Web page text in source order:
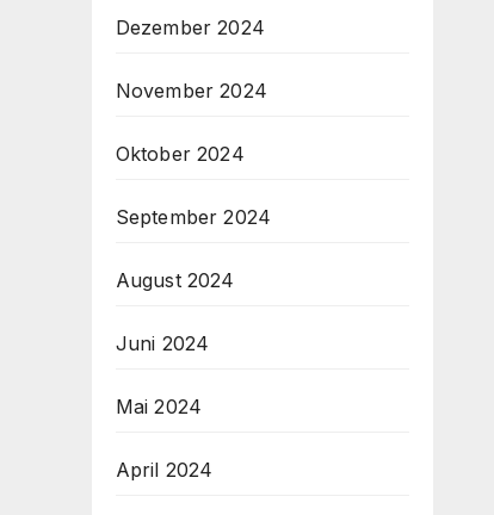
Dezember 2024
November 2024
Oktober 2024
September 2024
August 2024
Juni 2024
Mai 2024
April 2024